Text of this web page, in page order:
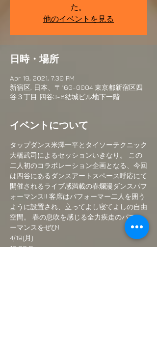
た。
他のイベントを見る
日時・場所
Apr 19, 2021, 7:30 PM
新宿区, 日本、〒160-0004 東京都新宿区四
谷３丁目 四谷3-6結城ビル地下一階
イベントについて
タップダンス米澤一平とタイソーテクニック
大橋武司によるセッションいきなり。 この
二人初のコラボレーション企画となる、今回
は四谷にあるダンスアートスペース呼応にて
開催されるライブ感満載の春爛漫ダンスパフ
ォーマンス!! 客席はパフォーマー二人を囲う
ように設置され、立ってよし寝てよしの自由
空間。 春の息吹を感じる全力疾走のパフォ
ーマンスをぜひ!
4/19(月)
19:00 Dooropen